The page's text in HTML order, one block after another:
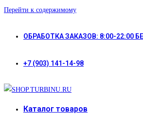
Перейти к содержимому
ОБРАБОТКА ЗАКАЗОВ: 8:00-22:00
+7 (903) 141-14-98
Каталог товаров